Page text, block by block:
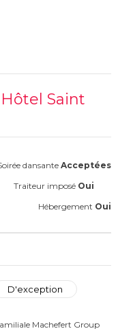
Saint
dansanteAcceptées
Traiteur imposé Oui
Hébergement Oui
D'exception
Machefert Group